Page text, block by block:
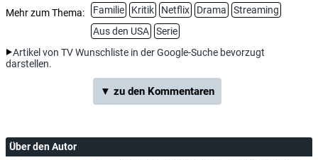
Mehr zum Thema: Familie Kritik Netflix Drama
Streaming
Aus den USA
Serie
Artikel von TV Wunschliste in der Google-Suche bevorzugt
darstellen.
▼ zu den Kommentaren
Über den Autor